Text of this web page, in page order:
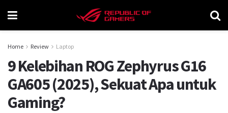
Home Review Laptop
9 Kelebihan ROG Zephyrus G16
GA605 (2025), Sekuat Apa untuk
Gaming?